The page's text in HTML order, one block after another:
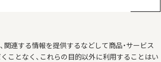
関連する情報を提供するなどして商品・サービス
ことなく、これらの目的以外に利用することはい